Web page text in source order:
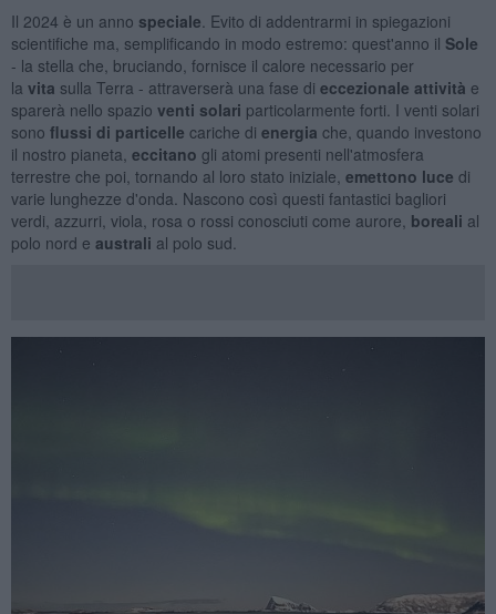
Il 2024 è un anno speciale . Evito di addentrarmi in spiegazioni
scientifiche ma, semplificando in modo estremo: quest'anno il Sole
- la stella che, bruciando, fornisce il calore necessario per
la vita sulla Terra - attraverserà una fase di eccezionale attività e
sparerà nello spazio venti solari particolarmente forti. I venti solari
sono flussi di particelle cariche di energia che, quando investono
il nostro pianeta, eccitano gli atomi presenti nell'atmosfera
terrestre che poi, tornando al loro stato iniziale, emettono luce di
varie lunghezze d'onda. Nascono così questi fantastici bagliori
verdi, azzurri, viola, rosa o rossi conosciuti come aurore, boreali al
polo nord e australi al polo sud.